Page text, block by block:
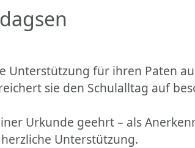
Unterstützung für ihren Paten
sie den Schulalltag auf
Urkunde geehrt – als
Unterstützung.